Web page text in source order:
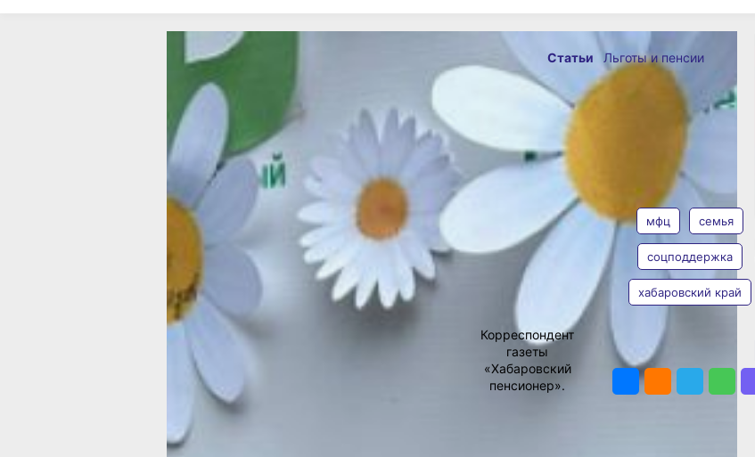
Статьи
Льготы
Объединяющая
сила семейного
МФЦ
Фото:
Два семейных многофункциональных центра
продолжают свою работу на территории края
и оказывают поддержку тем, кто нуждается
в социальной и психологической помощи. В
Хабаровске учреждение открылось в конце
2023 года, в Ванино — в июне 2024 года.
За столь непродолжительное время
обращений. В министерстве социальной
защиты Хабаровского края считают, что это
говорит о растущей популярности структуры,
а также о том, что необходимо открывать
новые такие центры, что уже делается.
Например, к осени должны открыть семейный
Статьи Льготы и пенсии
ОПУБЛИКОВАНО
18 июля 2024 г., 10:55
Ольга
Корреспондент
газеты
«Хабаровский
пенсионер».
ТЕГИ
мфц семья
соцподдержка
хабаровский край
ПОДЕЛИТЬСЯ